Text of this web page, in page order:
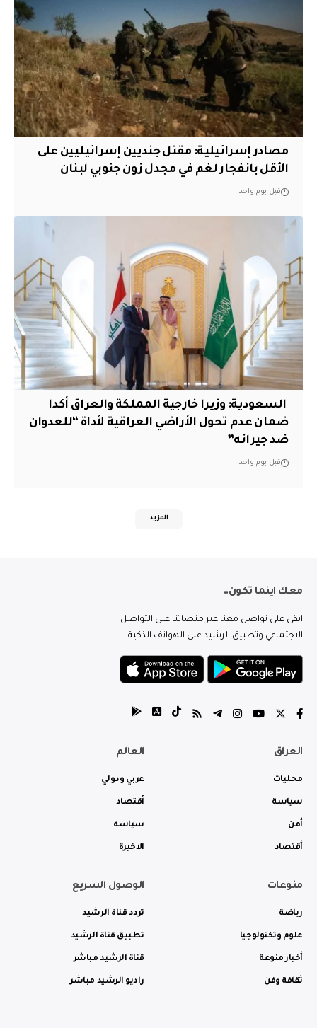
مصادر إسرائيلية: مقتل جنديين إسرائيليين على
الأقل بانفجار لغم في مجدل زون جنوبي لبنان
قبل يوم واحد
‏ السعودية: وزيرا خارجية المملكة والعراق أكدا
ضمان عدم تحول الأراضي العراقية لأداة “للعدوان
ضد جيرانه”
قبل يوم واحد
المزيد
معك اينما تكون..
ابقى على تواصل معنا عبر منصاتنا على التواصل
الاجتماعي وتطبيق الرشيد على الهواتف الذكية.
العراق
محليات
سياسة
أمن
أقتصاد
العالم
عربي ودولي
أقتصاد
سياسة
الاخيرة
منوعات
رياضة
علوم وتكنولوجيا
أخبار منوعة
ثقافة وفن
الوصول السريع
تردد قناة الرشيد
تطبيق قناة الرشيد
قناة الرشيد مباشر
راديو الرشيد مباشر